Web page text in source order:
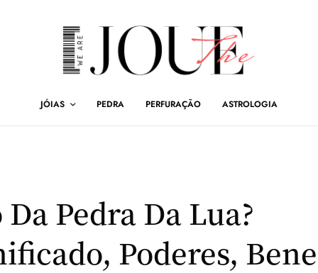
JÓIAS PEDRA PERFURAÇÃO ASTROLOGIA
Pedra Da Lua?
Poderes,